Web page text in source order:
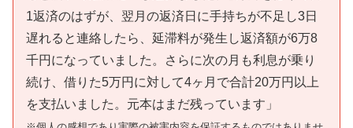
1返済のはずが、翌月の返済日に手持ちが不足し3日
遅れると連絡したら、延滞料が発生し返済額が6万8
千円になっていました。さらに次の月も利息が乗り
続け、借りた5万円に対して4ヶ月で合計20万円以上
を支払いました。元本はまだ残っています」